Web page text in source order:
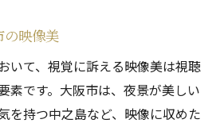
の映像美
いて、視覚に訴える映像美は視聴
素です。大阪市は、夜景が美しい
を持つ中之島など、映像に収めた